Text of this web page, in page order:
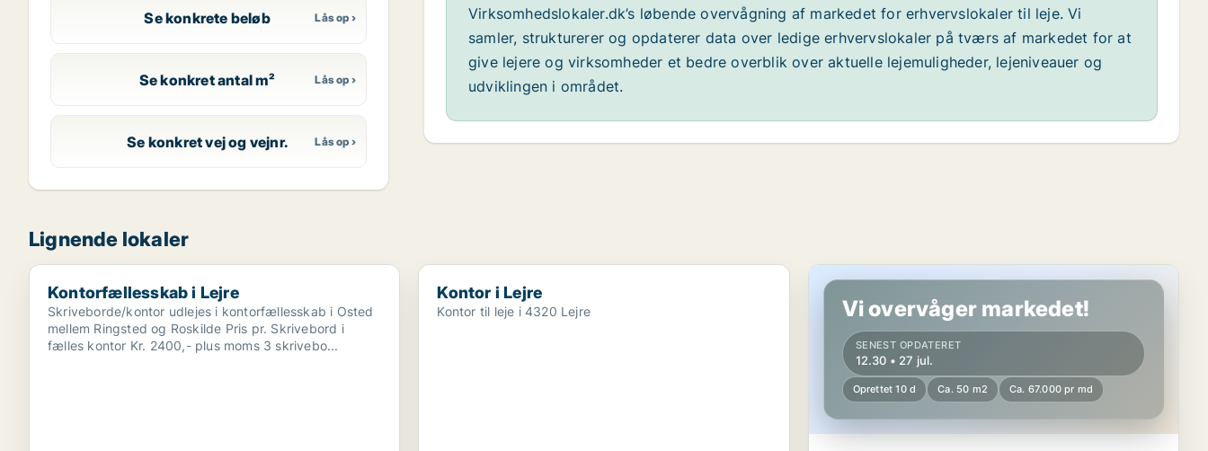
Se konkrete beløb
Se konkret antal m²
Se konkret vej og vejnr.
Virksomhedslokaler.dk’s løbende overvågning af markedet for erhvervslokaler til leje. Vi
samler, strukturerer og opdaterer data over ledige erhvervslokaler på tværs af markedet for at
give lejere og virksomheder et bedre overblik over aktuelle lejemuligheder, lejeniveauer og
udviklingen i området.
Lignende lokaler
Kontorfællesskab i Lejre
Kontorfællesskab i Lejre
Skriveborde/kontor udlejes i kontorfællesskab i Osted
mellem Ringsted og Roskilde Pris pr. Skrivebord i
fælles kontor Kr. 2400,- plus moms 3 skrivebo...
Kontor i Lejre
Kontor i Lejre
Kontor til leje i 4320 Lejre
Butik i Lejre
Vi overvåger markedet!
SENEST OPDATERET
12.30 • 27 jul.
Oprettet 10 d Ca. 50 m2 Ca. 67.000 pr md